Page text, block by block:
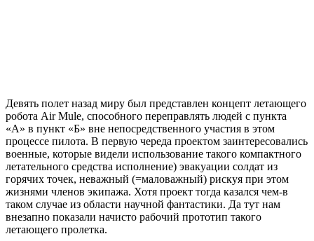
Девять полет назад миру был представлен концепт летающего
робота Air Mule, способного переправлять людей с пункта
«А» в пункт «Б» вне непосредственного участия в этом
процессе пилота. В первую череда проектом заинтересовались
военные, которые видели использование такого компактного
летательного средства исполнение) эвакуации солдат из
горячих точек, неважный (=маловажный) рискуя при этом
жизнями членов экипажа. Хотя проект тогда казался чем-в
таком случае из области научной фантастики. Да тут нам
внезапно показали начисто рабочий прототип такого
летающего пролетка.